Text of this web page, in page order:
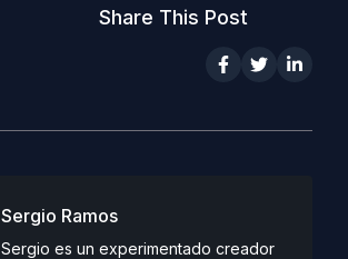
Share This Post
Sergio Ramos
Sergio es un experimentado creador